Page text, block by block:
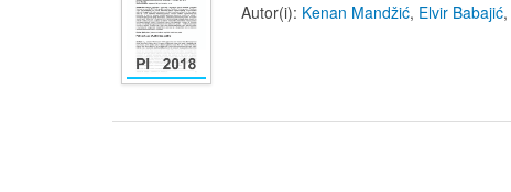
Autor(i): Kenan Mandžić, Elvir Babajić,